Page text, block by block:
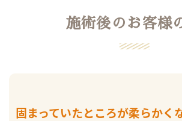
施術後のお客様
固まっていたところが柔らかく